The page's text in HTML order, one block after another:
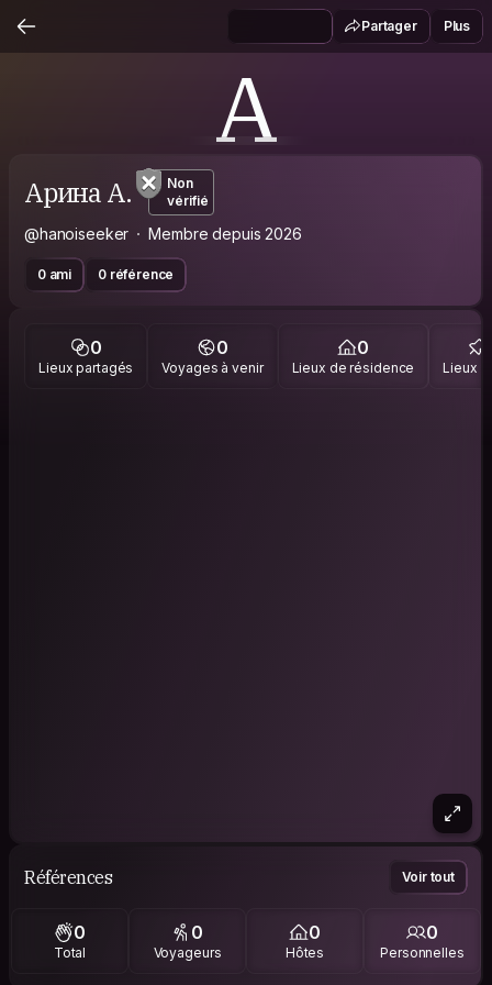
Partager Plus
А
Арина А.
Non
vérifié
@hanoiseeker Membre depuis 2026
0 ami 0 référence
0
Lieux partagés
0
Voyages à venir
0
Lieux de résidence Lieux
Références Voir tout
0
Total
0
Voyageurs
0
Hôtes
0
Personnelles